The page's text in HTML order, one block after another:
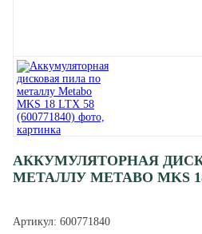
АККУМУЛЯТОРНАЯ
МЕТАЛЛУ METABO MKS 18
Артикул: 600771840